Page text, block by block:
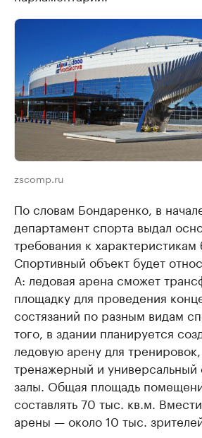
zscomp.ru
По словам Бондаренко, в
департамент спорта выдал
требования к
Спортивный объект будет
А: ледовая арена сможет
площадку для проведения
состязаний по разным видам
того, в здании планируется
ледовую арену для
тренажерный и универсальный
залы. Общая площадь
составлять 70 тыс. кв.м.
арены — около 10 тыс.